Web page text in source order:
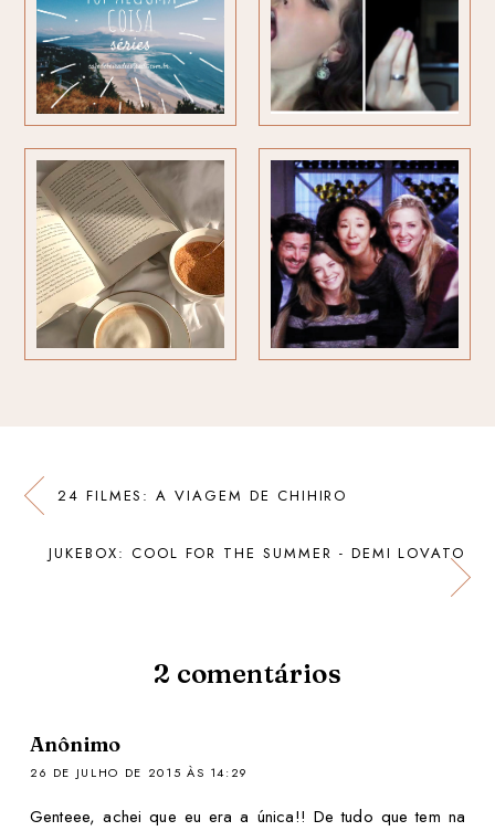
24 FILMES: A VIAGEM DE CHIHIRO
JUKEBOX: COOL FOR THE SUMMER - DEMI LOVATO
2 comentários
Anônimo
26 DE JULHO DE 2015 ÀS 14:29
Genteee, achei que eu era a única!! De tudo que tem na